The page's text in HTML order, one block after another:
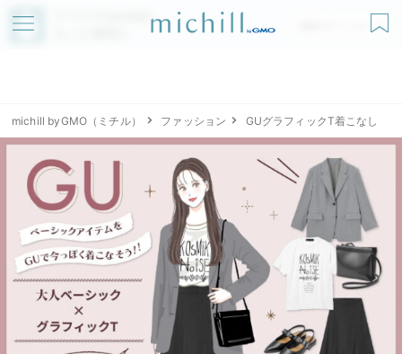
アプリでmichillが
無料ダウンロード
michill byGMO（ミチル） ファッション GUグラフィックT着こなし